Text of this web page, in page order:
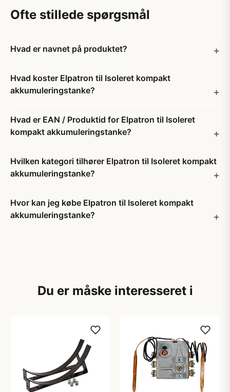
Ofte stillede spørgsmål
Hvad er navnet på produktet?
Hvad koster Elpatron til Isoleret kompakt
akkumuleringstanke?
Hvad er EAN / Produktid for Elpatron til Isoleret
kompakt akkumuleringstanke?
Hvilken kategori tilhører Elpatron til Isoleret kompakt
akkumuleringstanke?
Hvor kan jeg købe Elpatron til Isoleret kompakt
akkumuleringstanke?
Du er måske interesseret i